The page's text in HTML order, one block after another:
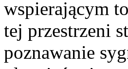
wspierającym
tej przestrzeni
poznawanie